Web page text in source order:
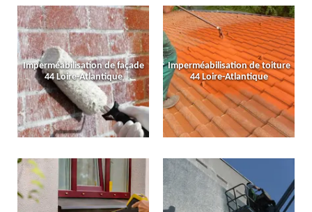
Imperméabilisation de façade
44 Loire-Atlantique
Imperméabilisation de toiture
44 Loire-Atlantique